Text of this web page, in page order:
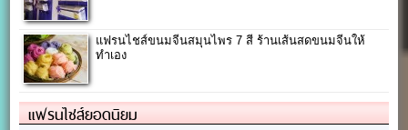
แฟรนไชส์ขนมจีนสมุนไพร 7 สี ร้านเส้นสดขนมจีนให้
ทำเอง
แฟรนไชส์ยอดนิยม